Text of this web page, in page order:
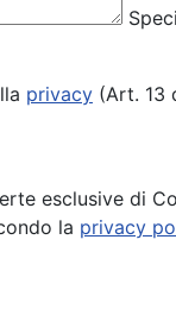
privacy (Art. 13
esclusive di
la privacy